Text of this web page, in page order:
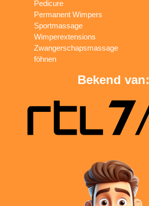
Pedicure
Permanent Wimpers
Sportmassage
Wimperextensions
Zwangerschapsmassage
föhnen
Bekend van: